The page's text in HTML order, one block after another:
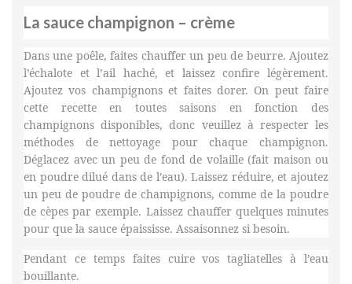
La sauce champignon – crème
Dans une poêle, faites chauffer un peu de beurre. Ajoutez
l’échalote et l’ail haché, et laissez confire légèrement.
Ajoutez vos champignons et faites dorer. On peut faire
cette recette en toutes saisons en fonction des
champignons disponibles, donc veuillez à respecter les
méthodes de nettoyage pour chaque champignon.
Déglacez avec un peu de fond de volaille (fait maison ou
en poudre dilué dans de l’eau). Laissez réduire, et ajoutez
un peu de poudre de champignons, comme de la poudre
de cèpes par exemple. Laissez chauffer quelques minutes
pour que la sauce épaississe. Assaisonnez si besoin.
Pendant ce temps faites cuire vos tagliatelles à l’eau
bouillante.